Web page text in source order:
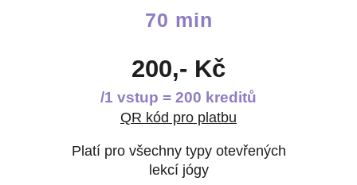
70 min
200,- Kč
/1 vstup = 200 kreditů
QR kód pro platbu
Platí pro všechny typy otevřených
lekcí jógy